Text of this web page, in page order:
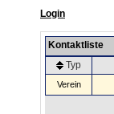
Login
Kontaktliste
Typ
Verein